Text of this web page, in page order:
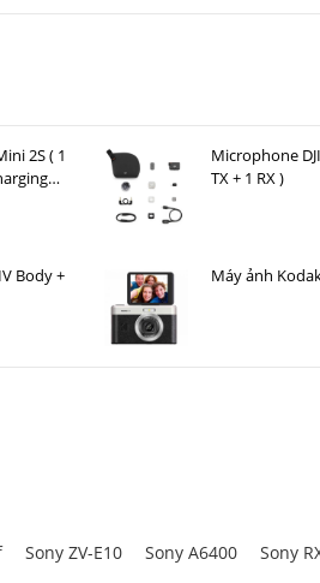
2S ( 1
Microphone
TX + 1 RX )
Body + Máy ảnh
Sony ZV-E10 Sony A6400
Sony